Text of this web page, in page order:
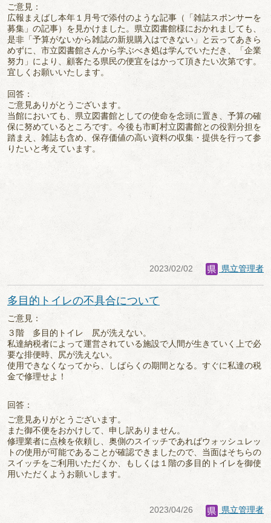
ご意見：
広報まえばし本年１月号で添付のような記事（「雑誌スポンサーを
募集」の記事）を見かけました。県立図書館様におかれましても、
是非「予算がないから雑誌の新規購入はできない」と云ってあきら
めずに、市立図書館さんから学ぶべき処は学んでいただき、「企業
努力」により、顧客たる県民の便宜をはかって頂きたい次第です。
宜しくお願いいたします。
回答：
ご意見ありがとうございます。
当館においても、県立図書館としての使命を念頭に置き、予算の確
保に努めているところです。今後も市町村立図書館との役割分担を
踏まえ、雑誌も含め、保存価値の高い資料の収集・提供を行って参
りたいと考えています。
2023/02/02 県立管理者
多目的トイレの不具合について
ご意見：
３階 多目的トイレ 尻が洗えない。
私達納税者によって運営されている施設で人間が生きていく上で必
要な排便時、尻が洗えない。
使用できなくなってから、しばらくの期間となる。すぐに私達の税
金で修理せよ！
回答：
ご意見ありがとうございます。
また御不便をおかけして、申し訳ありません。
修理業者に点検を依頼し、奥側のスイッチであればウォッシュレッ
トの使用が可能であることが確認できましたので、当面はそちらの
スイッチをご利用いただくか、もしくは１階の多目的トイレを御使
用いただくようお願いします。
2023/04/26 県立管理者